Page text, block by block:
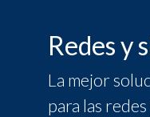
Redes y
La mejor
para las